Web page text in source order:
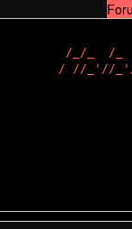
/_/_  /_